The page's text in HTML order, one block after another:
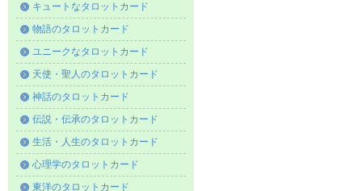
キュートなタロットカード
物語のタロットカード
ユニークなタロットカード
天使・聖人のタロットカード
神話のタロットカード
伝説・伝承のタロットカード
生活・人生のタロットカード
心理学のタロットカード
東洋のタロットカード